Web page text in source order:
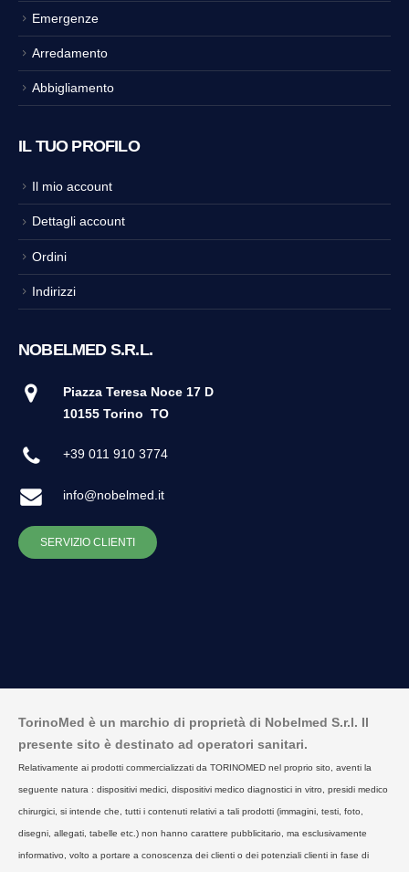
Emergenze
Arredamento
Abbigliamento
IL TUO PROFILO
Il mio account
Dettagli account
Ordini
Indirizzi
NOBELMED S.R.L.
Piazza Teresa Noce 17 D
10155 Torino TO
+39 011 910 3774
info@nobelmed.it
SERVIZIO CLIENTI
TorinoMed è un marchio di proprietà di Nobelmed S.r.l. Il
presente sito è destinato ad operatori sanitari.
Relativamente ai prodotti commercializzati da TORINOMED nel proprio sito, aventi la
seguente natura : dispositivi medici, dispositivi medico diagnostici in vitro, presidi medico
chirurgici, si intende che, tutti i contenuti relativi a tali prodotti (immagini, testi, foto,
disegni, allegati, tabelle etc.) non hanno carattere pubblicitario, ma esclusivamente
informativo, volto a portare a conoscenza dei clienti o dei potenziali clienti in fase di